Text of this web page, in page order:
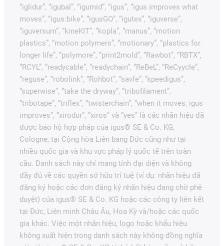
“iglidur”, “igubal”, “igumid”, “igus”, “igus improves what
moves”, “igus:bike”, “igusGO”, “igutex”, “iguverse”,
“iguversum”, “kineKIT”, “kopla”, “manus”, “motion
plastics”, “motion polymers”, “motionary”, “plastics for
longer life”, “polymore”, “print2mold”, “Rawbot”, “RBTX”,
“RCYL”, “readycable”, “readychain”, “ReBeL”, “ReCyycle”,
“reguse”, “robolink”, “Rohbot”, “savfe”, “speedigus”,
“superwise”, “take the dryway”, “tribofilament”,
“tribotape”, “triflex”, “twisterchain”, “when it moves, igus
improves”, “xirodur”, “xiros” và “yes” là các nhãn hiệu đã
được bảo hộ hợp pháp của igus® SE & Co. KG,
Cologne, tại Cộng hòa Liên bang Đức cũng như tại
nhiều quốc gia và khu vực pháp lý quốc tế trên toàn
cầu. Danh sách này chỉ mang tính đại diện và không
đầy đủ về các quyền sở hữu trí tuệ (ví dụ: nhãn hiệu đã
đăng ký hoặc các đơn đăng ký nhãn hiệu đang chờ phê
duyệt) của igus® SE & Co. KG hoặc các công ty liên kết
tại Đức, Liên minh Châu Âu, Hoa Kỳ và/hoặc các quốc
gia khác. Việc một nhãn hiệu, logo hoặc khẩu hiệu
không xuất hiện trong danh sách này không đồng nghĩa